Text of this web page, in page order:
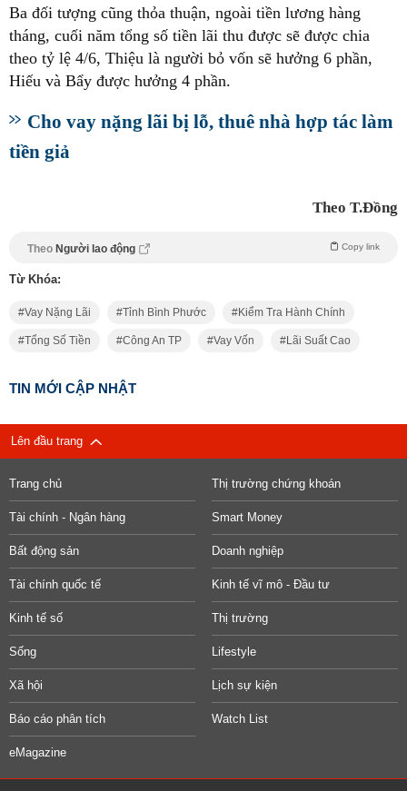
Ba đối tượng cũng thỏa thuận, ngoài tiền lương hàng
tháng, cuối năm tổng số tiền lãi thu được sẽ được chia
theo tỷ lệ 4/6, Thiệu là người bỏ vốn sẽ hưởng 6 phần,
Hiếu và Bẩy được hưởng 4 phần.
Cho vay nặng lãi bị lỗ, thuê nhà hợp tác làm
tiền giả
Theo T.Đồng
Theo Người lao động Copy link
Từ Khóa:
Vay Nặng Lãi Tỉnh Bình Phước Kiểm Tra Hành Chính
Tổng Số Tiền Công An TP Vay Vốn Lãi Suất Cao
TIN MỚI CẬP NHẬT
Lên đầu trang
Trang chủ Thị trường chứng khoán
Tài chính - Ngân hàng Smart Money
Bất động sản Doanh nghiệp
Tài chính quốc tế Kinh tế vĩ mô - Đầu tư
Kinh tế số Thị trường
Sống Lifestyle
Xã hội Lịch sự kiện
Báo cáo phân tích Watch List
eMagazine